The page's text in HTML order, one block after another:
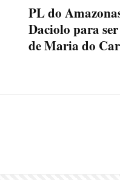
PL do
Daciolo para
de Maria do